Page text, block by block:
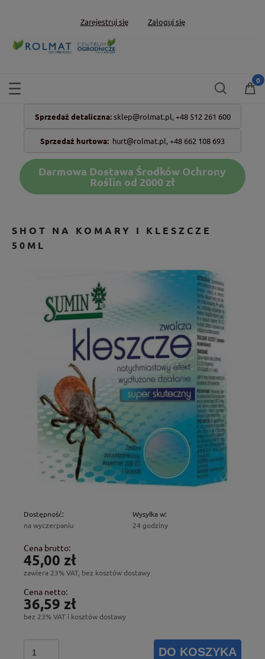
Zarejestruj się Zaloguj się
Sprzedaż detaliczna: sklep@rolmat.pl, +48 512 261 600
Sprzedaż hurtowa: hurt@rolmat.pl,+48 662 108 693
Darmowa Dostawa Środków Ochrony
Roślin od 2000 zł
SHOT NA KOMARY I KLESZCZE
50ML
Dostępność:
na wyczerpaniu
Wysyłka w:
24 godziny
Cena brutto:
45,00 zł
zawiera 23% VAT, bez kosztów dostawy
Cena netto:
36,59 zł
bez 23% VAT i kosztów dostawy
DO KOSZYKA